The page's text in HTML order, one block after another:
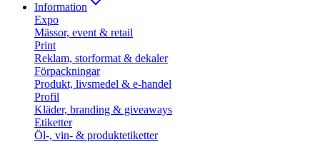
Information
Expo
Mässor, event & retail
Print
Reklam, storformat & dekaler
Förpackningar
Produkt, livsmedel & e-handel
Profil
Kläder, branding & giveaways
Etiketter
Öl-, vin- & produktetiketter